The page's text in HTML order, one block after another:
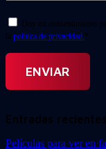
Doy mi consentimiento
la política de privacidad. *
Entradas recientes
Películas para ver en